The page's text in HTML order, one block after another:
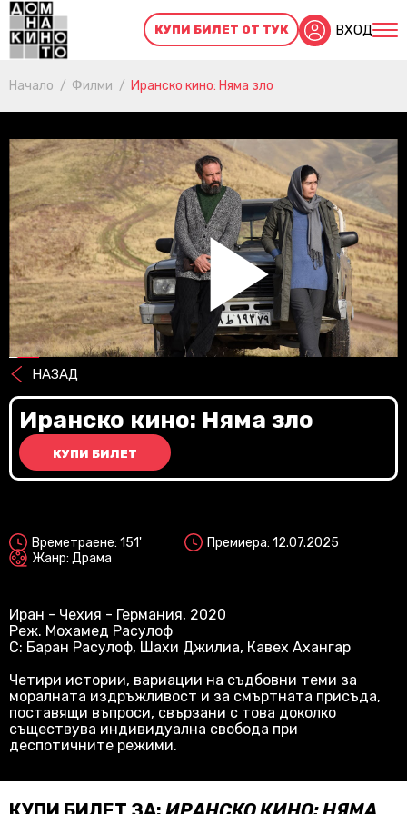
КУПИ БИЛЕТ ОТ ТУК ВХОД
Начало Филми Иранско кино: Няма зло
НАЗАД
Иранско кино: Няма зло
КУПИ БИЛЕТ
Времетраене: 151'
Премиера: 12.07.2025
Жанр: Драма
Иран - Чехия - Германия, 2020
Реж. Мохамед Расулоф
С: Баран Расулоф, Шахи Джилиа, Кавех Ахангар
Четири истории, вариации на съдбовни теми за
моралната издръжливост и за смъртната присъда,
поставящи въпроси, свързани с това доколко
съществува индивидуална свобода при
деспотичните режими.